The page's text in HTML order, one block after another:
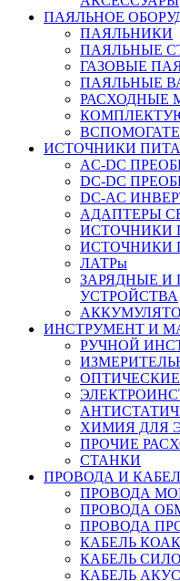
ПАЯЛЬНОЕ
ПАЯЛЬНИКИ
ПАЯЛЬНЫЕ
ГАЗОВЫЕ
ПАЯЛЬНЫЕ
РАСХОДНЫЕ
ИСТОЧНИКИ
AC-DC
DC-DC
DC-AC
АДАПТЕРЫ
ИСТОЧНИКИ
ИСТОЧНИКИ
ЛАТРы
ЗАРЯДНЫЕ И
УСТРОЙСТВА
ИНСТРУМЕНТ И
РУЧНОЙ
ХИМИЯ ДЛЯ
ПРОЧИЕ
СТАНКИ
ПРОВОДА И
ПРОВОДА
ПРОВОДА
ПРОВОДА
КАБЕЛЬ
КАБЕЛЬ
КАБЕЛЬ